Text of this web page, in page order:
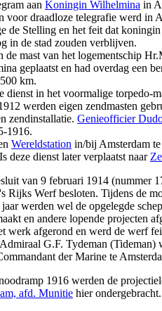
aan Koningin Wilhelmina in
voor draadloze telegrafie werd in
de Stelling en het feit dat
in de stad zouden verblijven.
de mast van het logementschip
geplaatst en had overdag een
km.
dienst in het voormalige torpedo-
werden eigen zendmasten
zendinstallatie. Genieofficier
1916.
Wereldstation in/bij Amsterdam
deze dienst later verplaatst naar
van 9 februari 1914 (nummer
Rijks Werf besloten. Tijdens de
werden wel de opgelegde
en andere lopende projecten
werk afgerond en werd de werf
G.F. Tydeman (Tideman)
der Marine te
1916 werden de
afd. Munitie hier ondergebracht.